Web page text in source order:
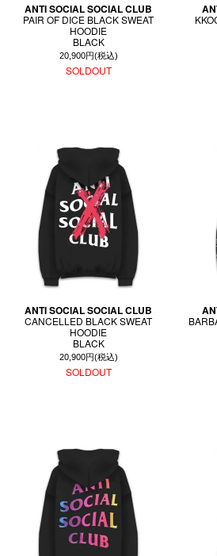
ANTI SOCIAL SOCIAL CLUB
PAIR OF DICE BLACK SWEAT
HOODIE
BLACK
20,900円(税込)
SOLDOUT
ANTI SOCIAL SOCIAL CLUB
CANCELLED BLACK SWEAT
HOODIE
BLACK
20,900円(税込)
SOLDOUT